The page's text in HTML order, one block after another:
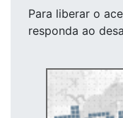
Para liberar o
responda ao